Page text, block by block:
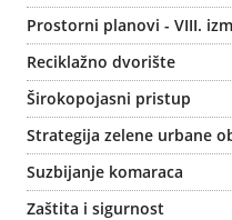
Prostorni planovi - VIII.
Reciklažno dvorište
Širokopojasni pristup
Strategija zelene urbane
Suzbijanje komaraca
Zaštita i sigurnost